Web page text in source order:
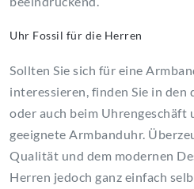
Uhr Fossil für die Herren
Sollten Sie sich für eine
interessieren, finden Sie in den
oder auch beim Uhrengeschäft
geeignete Armbanduhr.
Qualität und dem modernen
Herren jedoch ganz einfach